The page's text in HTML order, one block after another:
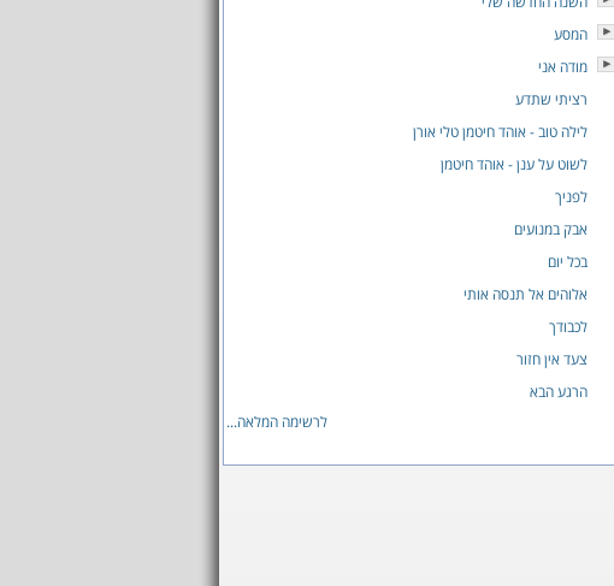
המסע
מודה אני
רציתי שתדע
לילה טוב - אוהד חיטמן טלי אורן
לשוט על ענן - אוהד חיטמן
לפניך
אבק במנועים
בכל יום
אלוהים אל תנסה אותי
לכבודך
צעד אין חזור
הרגע הבא
לרשימה המלאה...